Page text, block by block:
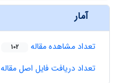
آمار
تعداد مشاهده مقاله 102
تعداد دریافت فایل اصل مقاله